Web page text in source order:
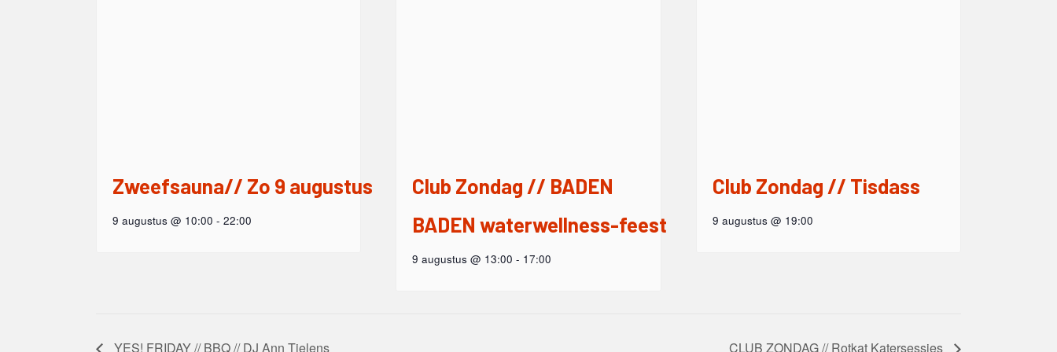
Zweefsauna// Zo 9 augustus
9 augustus @ 10:00 - 22:00
Club Zondag // BADEN
BADEN waterwellness-feest
9 augustus @ 13:00 - 17:00
Club Zondag // Tisdass
9 augustus @ 19:00
YES! FRIDAY // BBQ // DJ Ann Tielens CLUB ZONDAG // Rotkat Katersessies